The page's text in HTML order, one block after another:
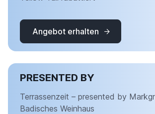
Angebot erhalten
PRESENTED BY
Terrassenzeit – presented by
Badisches Weinhaus